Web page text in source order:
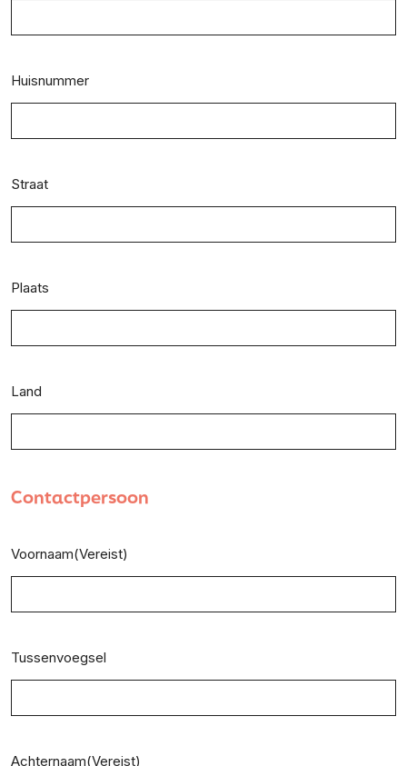
Huisnummer
Straat
Plaats
Land
Contactpersoon
Voornaam(Vereist)
Tussenvoegsel
Achternaam(Vereist)